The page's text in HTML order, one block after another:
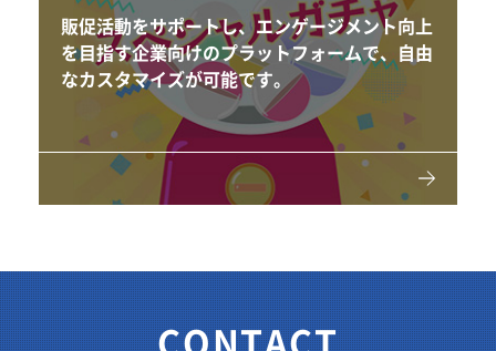
販促活動をサポートし、エンゲージメント向上
を目指す企業向けのプラットフォームで、自由
なカスタマイズが可能です。